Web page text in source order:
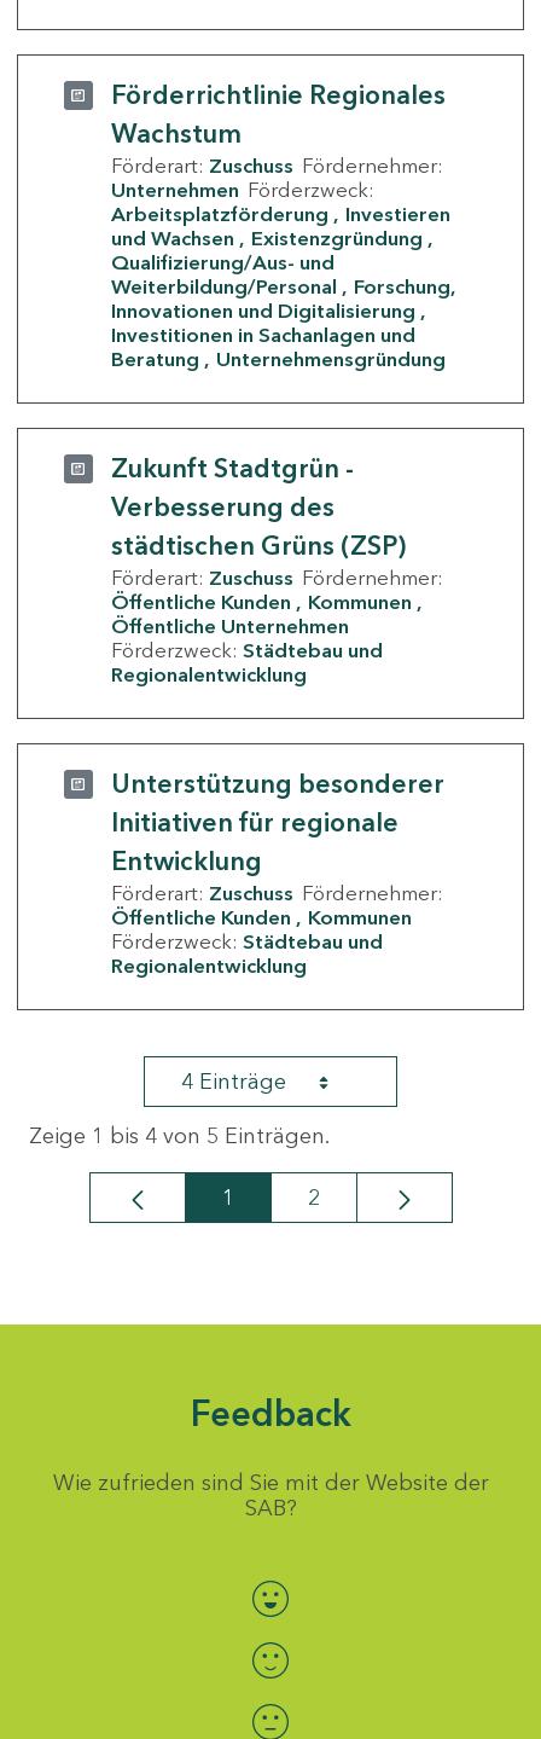
Förderrichtlinie Regionales
Wachstum
Förderart: Zuschuss Fördernehmer:
Unternehmen Förderzweck:
Arbeitsplatzförderung
Investieren
und Wachsen
Existenzgründung
Qualifizierung/Aus- und
Weiterbildung/Personal
Forschung,
Innovationen und Digitalisierung
Investitionen in Sachanlagen und
Beratung
Unternehmensgründung
Zukunft Stadtgrün -
Verbesserung des
städtischen Grüns (ZSP)
Förderart: Zuschuss Fördernehmer:
Öffentliche Kunden
Kommunen
Öffentliche Unternehmen
Förderzweck: Städtebau und
Regionalentwicklung
Unterstützung besonderer
Initiativen für regionale
Entwicklung
Förderart: Zuschuss Fördernehmer:
Öffentliche Kunden
Kommunen
Förderzweck: Städtebau und
Regionalentwicklung
4 Einträge
Zeige 1 bis 4 von 5 Einträgen.
Seite
1 Seite
2
Feedback
Wie zufrieden sind Sie mit der Website der
SAB?
Bewertung auswählen